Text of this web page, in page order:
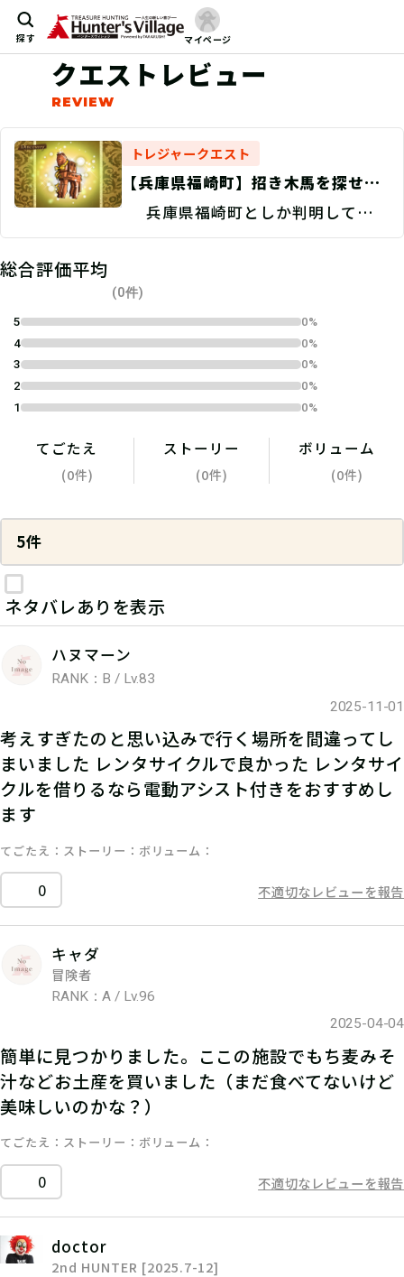
探す マイページ
クエストレビュー
トレジャークエスト
【兵庫県福崎町】招き木馬を探せ！/
現地捜索 Discovery
兵庫県福崎町としか判明していな
い。
総合評価平均
(0件)
5
0%
4
0%
3
0%
2
0%
1
0%
てごたえ
(0件)
ストーリー
(0件)
ボリューム
(0件)
5件
ネタバレありを表示
ハヌマーン
RANK：B / Lv.83
2025-11-01
考えすぎたのと思い込みで行く場所を間違ってし
まいました レンタサイクルで良かった レンタサイ
クルを借りるなら電動アシスト付きをおすすめし
ます
てごたえ ストーリー ボリューム
0 不適切なレビューを報告
キャダ
冒険者
RANK：A / Lv.96
2025-04-04
簡単に見つかりました。ここの施設でもち麦みそ
汁などお土産を買いました（まだ食べてないけど
美味しいのかな？）
てごたえ ストーリー ボリューム
0 不適切なレビューを報告
doctor
2nd HUNTER [2025.7-12]